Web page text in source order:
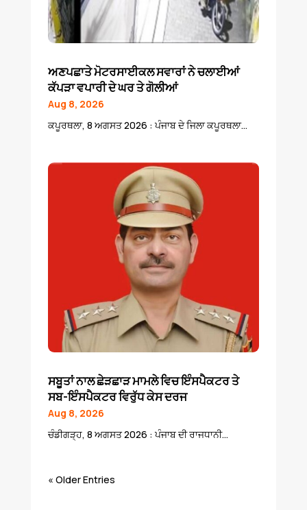
ਅਣਪਛਾਤੇ ਮੋਟਰਸਾਈਕਲ ਸਵਾਰਾਂ ਨੇ ਚਲਾਈਆਂ
ਕੱਪੜਾ ਵਪਾਰੀ ਦੇ ਘਰ ਤੇ ਗੋਲੀਆਂ
Aug 8, 2026
ਕਪੂਰਥਲਾ, 8 ਅਗਸਤ 2026 : ਪੰਜਾਬ ਦੇ ਜਿਲਾ ਕਪੂਰਥਲਾ...
ਸਬੂਤਾਂ ਨਾਲ ਛੇੜਛਾੜ ਮਾਮਲੇ ਵਿਚ ਇੰਸਪੈਕਟਰ ਤੇ
ਸਬ-ਇੰਸਪੈਕਟਰ ਵਿਰੁੱਧ ਕੇਸ ਦਰਜ
Aug 8, 2026
ਚੰਡੀਗੜ੍ਹ, 8 ਅਗਸਤ 2026 : ਪੰਜਾਬ ਦੀ ਰਾਜਧਾਨੀ...
« Older Entries